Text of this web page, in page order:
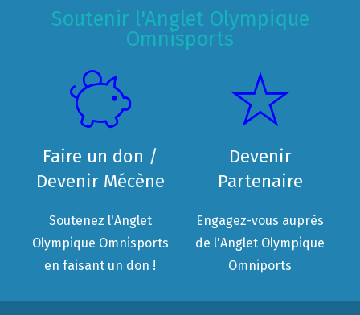
Soutenir l'Anglet Olympique
Omnisports
Faire un don /
Devenir Mécène
Soutenez l'Anglet
Olympique Omnisports
en faisant un don !
Devenir
Partenaire
Engagez-vous auprès
de l'Anglet Olympique
Omniports